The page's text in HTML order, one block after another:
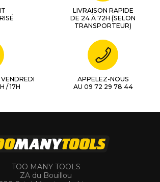
LIVRAISON RAPIDE
DE 24 À 72H (SELON
TRANSPORTEUR)
/ 17H
APPELEZ-NOUS
AU 09 72 29 78 44
TOO MANY TOOLS
ZA du Bouillou